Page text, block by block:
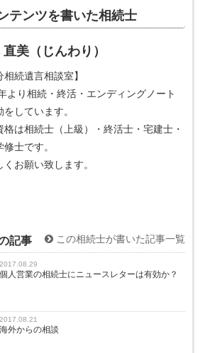
テンツを書いた相続士
美（じんわり）
相続遺言相談室】
より相続・終活・エンディングノート
をしています。
格は相続士（上級）・終活士・宅建士・
士です。
くお願い致します。
記事 この相続士が書いた記事一覧
2017.08.29
個人営業の相続士にニュースレターは有効か？
2017.08.21
海外からの相談